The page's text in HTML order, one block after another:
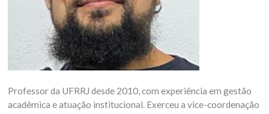
Professor da UFRRJ desde 2010, com experiência em gestão
acadêmica e atuação institucional. Exerceu a vice-coordenação